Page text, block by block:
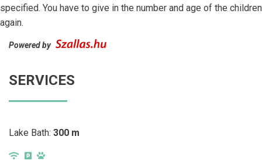
specified. You have to give in the number and age of the children
again.
Powered by
SERVICES
Lake Bath: 300 m